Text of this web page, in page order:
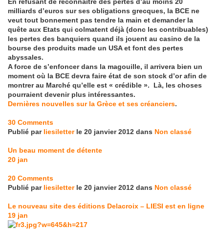
En refusant de reconnaître des pertes d’au moins 20
milliards d’euros sur ses obligations grecques, la BCE ne
veut tout bonnement pas tendre la main et demander la
quête aux Etats qui colmatent déjà (donc les contribuables)
les pertes des banquiers quand ils jouent au casino de la
bourse des produits made un USA et font des pertes
abyssales.
A force de s’enfoncer dans la magouille, il arrivera bien un
moment où la BCE devra faire état de son stock d’or afin de
montrer au Marché qu’elle est « crédible ». Là, les choses
pourraient devenir plus intéressantes.
Dernières nouvelles sur la Grèce et ses créanciers.
30 Comments
Publié par liesiletterle 20 janvier 2012 dans Non classé
Un beau moment de détente
20 jan
20 Comments
Publié par liesiletterle 20 janvier 2012 dans Non classé
Le nouveau site des éditions Delacroix – LIESI est en ligne
19 jan